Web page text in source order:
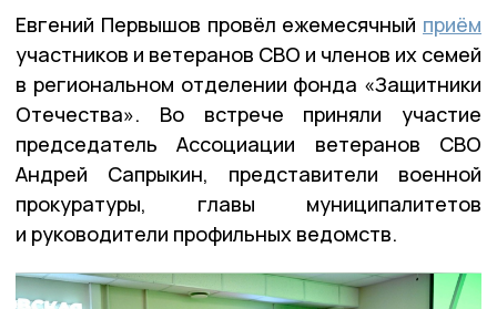
Евгений Первышов провёл ежемесячный приём
участников и ветеранов СВО и членов их семей
в региональном отделении фонда «Защитники
Отечества». Во встрече приняли участие
председатель Ассоциации ветеранов СВО
Андрей Сапрыкин, представители военной
прокуратуры, главы муниципалитетов
и руководители профильных ведомств.